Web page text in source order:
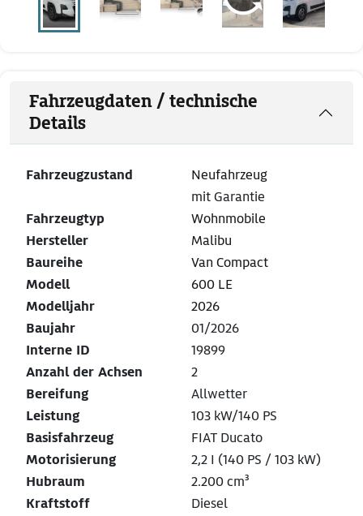
Fahrzeugdaten / technische
Details
Fahrzeugzustand
Neufahrzeug
mit Garantie
Fahrzeugtyp
Wohnmobile
Hersteller
Malibu
Baureihe
Van Compact
Modell
600 LE
Modelljahr
2026
Baujahr
01/2026
Interne ID
19899
Anzahl der Achsen
2
Bereifung
Allwetter
Leistung
103 kW/140 PS
Basisfahrzeug
FIAT Ducato
Motorisierung
2,2 I (140 PS / 103 kW)
Hubraum
2.200 cm³
Kraftstoff
Diesel